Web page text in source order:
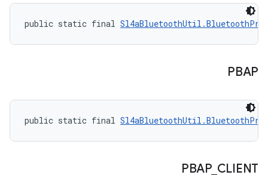
public static final
PBAP
public static final
PBAP_ CLIENT